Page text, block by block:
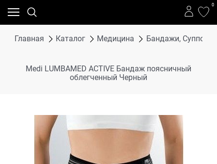
0
Главная Каталог Медицина Бандажи, Суппорта
Medi LUMBAMED ACTIVE Бандаж поясничный
облегченный Черный